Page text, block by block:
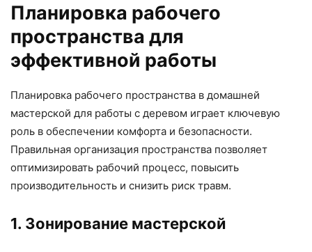
Планировка рабочего
пространства для
эффективной работы
Планировка рабочего пространства в домашней
мастерской для работы с деревом играет ключевую
роль в обеспечении комфорта и безопасности.
Правильная организация пространства позволяет
оптимизировать рабочий процесс, повысить
производительность и снизить риск травм.
1. Зонирование мастерской